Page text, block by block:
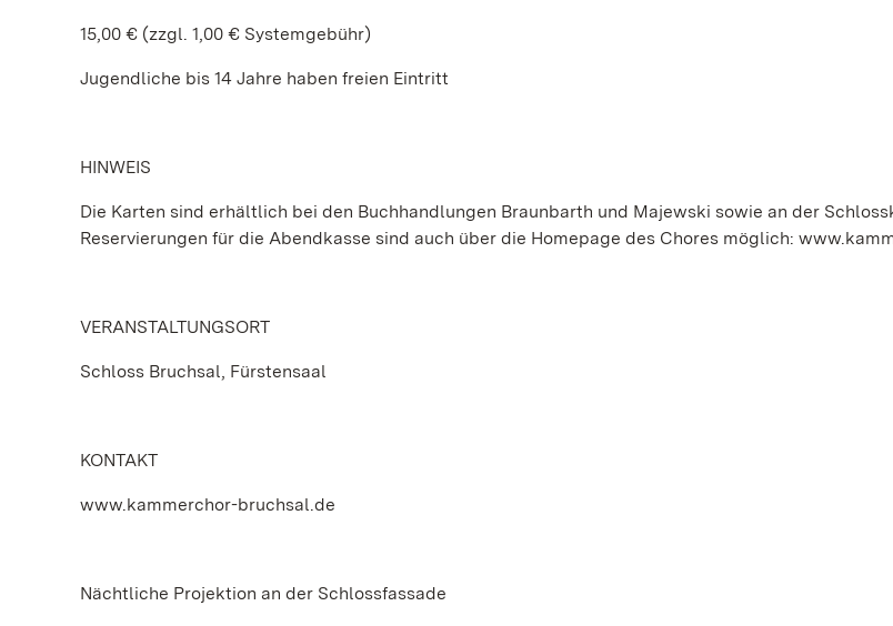
15,00 € (zzgl. 1,00 € Systemgebühr)
Jugendliche bis 14 Jahre haben freien Eintritt
HINWEIS
Die Karten sind erhältlich bei den Buchhandlungen Braunbarth und Majewski sowie an der
Reservierungen für die Abendkasse sind auch über die Homepage des Chores möglich:
VERANSTALTUNGSORT
Schloss Bruchsal, Fürstensaal
KONTAKT
www.kammerchor-bruchsal.de
Nächtliche Projektion an der Schlossfassade